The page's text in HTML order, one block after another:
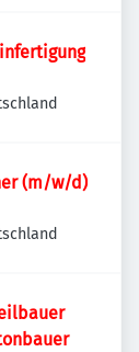
(m/w/d) Steinfertigung
(m/w/d)